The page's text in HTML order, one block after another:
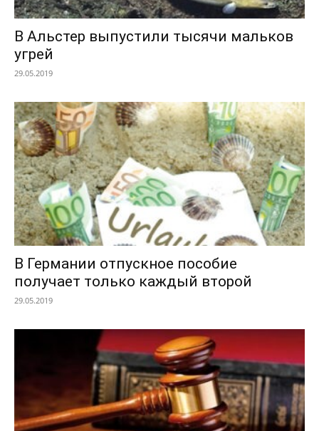
В Альстер выпустили тысячи мальков
угрей
29.05.2019
В Германии отпускное пособие
получает только каждый второй
29.05.2019